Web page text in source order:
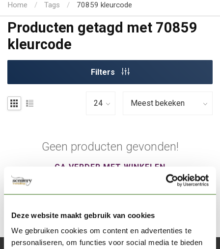
Deze website maakt gebruik van cookies
We gebruiken cookies om content en advertenties te
personaliseren, om functies voor social media te bieden
Home / Tags / 70859 kleurcode
Producten getagd met 70859
kleurcode
Filters
Geen producten gevonden!
GA VERDER MET WINKELEN